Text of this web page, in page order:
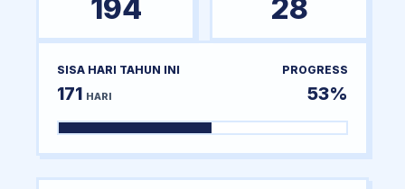
194 28
SISA HARI TAHUN INI
171 HARI
PROGRESS
53%